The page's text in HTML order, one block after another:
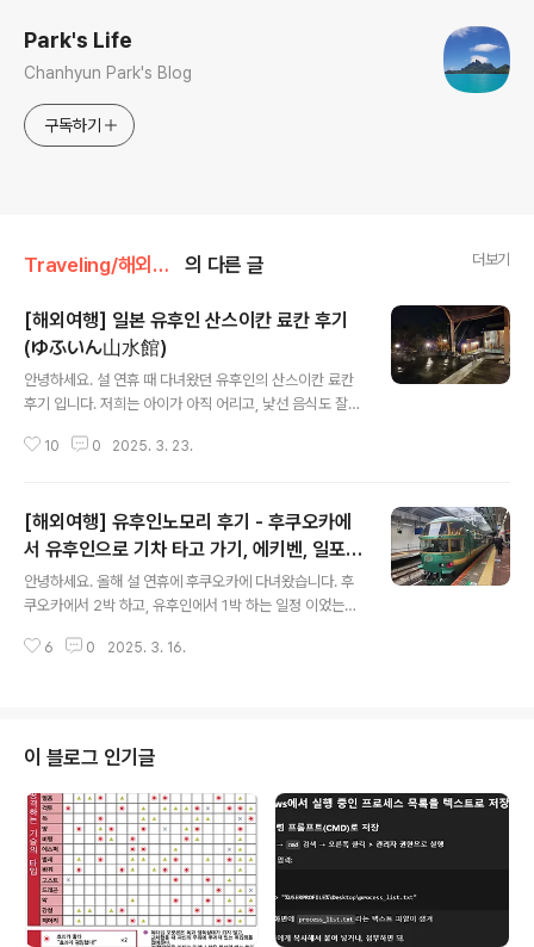
Park's Life
Chanhyun Park's Blog
구독하기
Traveling/해외여행 의 다른 글 더보기
[해외여행] 일본 유후인 산스이칸 료칸 후기
(ゆふいん山水館)
안녕하세요. 설 연휴 때 다녀왔던 유후인의 산스이칸 료칸
후기 입니다. 저희는 아이가 아직 어리고, 낯선 음식도 잘
것 같아서 선택했던 산스이칸 료칸 입니다. https://map
9-5103 일본★★★★☆ · 료칸www.google.co
m 예약은 아고다가 제일 저렴해서 아고다에서 했었어
요. 유후인노모리를 타고 유후인역에 내러서 걸어 가는데
10분이 채 안걸렸었습니다. 체크인 까지 시간이 조금 남
아서 로비에 있는 무료 음료와 아이스크림을 먹으면서 시
간을 보냈습니다. 공짜 음료, 아이스크림이라..
10 0 2025. 3. 23.
[해외여행] 유후인노모리 후기 - 후쿠오카에
서 유후인으로 기차 타고 가기, 에키벤, 일포르
노델미뇽 크루아상
안녕하세요. 올해 설 연휴에 후쿠오카에 다녀왔습니다. 후
쿠오카에서 2박 하고, 유후인에서 1박 하는 일정 이었는데
를 예약해서 갔었습니다. 하카타역에서 유후인까지 가는
죠. 종류가 정말 다양해서 한참 고민 하다 구매 하였습니
다. 하카타역에 있는 크루아상 맛집인 일 포르노 델 미뇽
입니다. 플레인, 초코, 고구마 세 가지 맛을 판매 하는데
요. 특이하게 무게를 달아 판매 합니다. 5개씩 구매하면 10
00엔 전 후라고 설명이 되어 있어서 5개씩 구매해 봤습니
다. 여기는 카드가 안되니..
6 0 2025. 3. 16.
이 블로그 인기글